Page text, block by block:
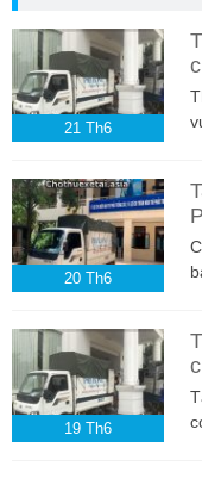
21 Th6
20 Th6
19 Th6